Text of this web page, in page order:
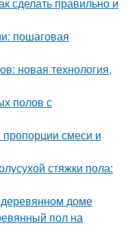
пошаговая
новая технология,
полов с
пропорции смеси и
стяжки пола:
деревянном доме
пол на